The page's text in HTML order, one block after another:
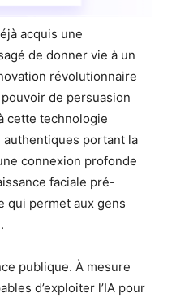
acquis une
de donner vie à un
révolutionnaire
de persuasion
cette technologie
authentiques portant la
connexion profonde
faciale pré-
qui permet aux gens
publique. À mesure
d’exploiter l’IA pour